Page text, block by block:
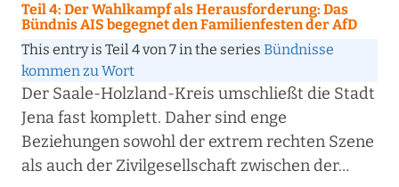
Teil 4: Der Wahlkampf als Herausforderung: Das
Bündnis AIS begegnet den Familienfesten der AfD
This entry is Teil 4 von 7 in the series Bündnisse
kommen zu Wort
Der Saale-Holzland-Kreis umschließt die Stadt
Jena fast komplett. Daher sind enge
Beziehungen sowohl der extrem rechten Szene
als auch der Zivilgesellschaft zwischen der…